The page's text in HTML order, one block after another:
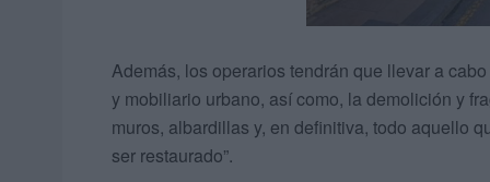
Además, los operarios tendrán que llevar a
y mobiliario urbano, así como, la demolición y
muros, albardillas y, en definitiva, todo aquello
ser restaurado”.